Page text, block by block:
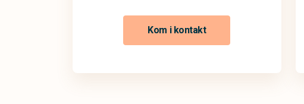
Kom i kontakt